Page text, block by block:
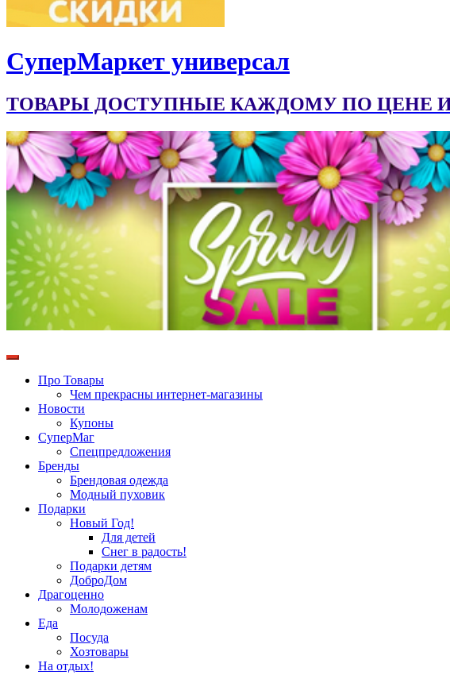
CуперМаркет универсал
ТОВАРЫ ДОСТУПНЫЕ КАЖДОМУ ПО ЦЕНЕ И
Про Товары
Чем прекрасны интернет-магазины
Новости
Купоны
СуперМаг
Спецпредложения
Бренды
Брендовая одежда
Модный пуховик
Подарки
Новый Год!
Для детей
Снег в радость!
Подарки детям
ДоброДом
Драгоценно
Молодоженам
Еда
Посуда
Хозтовары
На отдых!